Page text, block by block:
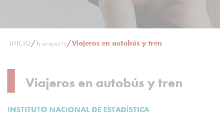
INICIO/Transporte/Viajeros en autobús y tren
Viajeros en autobús y tren
INSTITUTO NACIONAL DE ESTADÍSTICA